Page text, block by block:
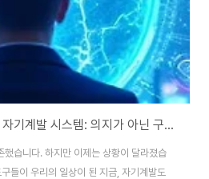
디지털 루틴으로 완성하는 자기계발 시스템: 의지가 아닌 구조가 당신을 성장시킵니다
습니다. 하지만 이제는 상황이 달라졌습
들이 우리의 일상이 된 지금, 자기계발도